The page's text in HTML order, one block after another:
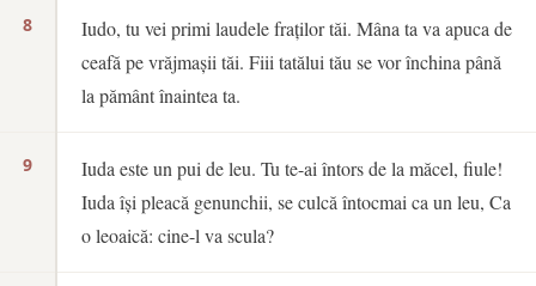
8
9
Iudo, tu vei primi laudele fraților tăi. Mâna ta va apuca de
ceafă pe vrăjmașii tăi. Fiii tatălui tău se vor închina până
la pământ înaintea ta.
Iuda este un pui de leu. Tu te-ai întors de la măcel, fiule!
Iuda își pleacă genunchii, se culcă întocmai ca un leu, Ca
o leoaică: cine-l va scula?